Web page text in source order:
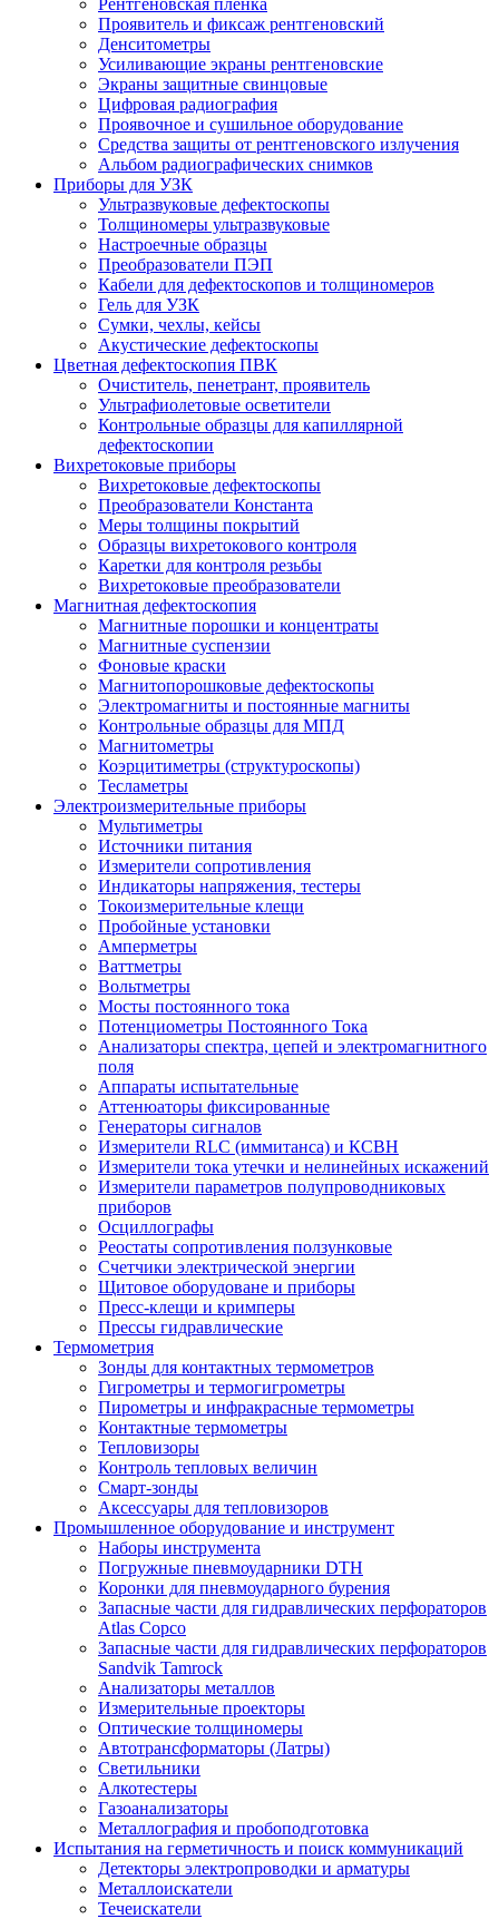
Рентгеновская пленка
Проявитель и фиксаж рентгеновский
Денситометры
Усиливающие экраны рентгеновские
Экраны защитные свинцовые
Цифровая радиография
Проявочное и сушильное оборудование
Средства защиты от рентгеновского излучения
Альбом радиографических снимков
Приборы для УЗК
Ультразвуковые дефектоскопы
Толщиномеры ультразвуковые
Настроечные образцы
Преобразователи ПЭП
Кабели для дефектоскопов и толщиномеров
Гель для УЗК
Сумки, чехлы, кейсы
Акустические дефектоскопы
Цветная дефектоскопия ПВК
Очиститель, пенетрант, проявитель
Ультрафиолетовые осветители
Контрольные образцы для капиллярной
дефектоскопии
Вихретоковые приборы
Вихретоковые дефектоскопы
Преобразователи Константа
Меры толщины покрытий
Образцы вихретокового контроля
Каретки для контроля резьбы
Вихретоковые преобразователи
Магнитная дефектоскопия
Магнитные порошки и концентраты
Магнитные суспензии
Фоновые краски
Магнитопорошковые дефектоскопы
Электромагниты и постоянные магниты
Контрольные образцы для МПД
Магнитометры
Коэрцитиметры (структуроскопы)
Тесламетры
Электроизмерительные приборы
Мультиметры
Источники питания
Измерители сопротивления
Индикаторы напряжения, тестеры
Токоизмерительные клещи
Пробойные установки
Амперметры
Ваттметры
Вольтметры
Мосты постоянного тока
Потенциометры Постоянного Тока
Анализаторы спектра, цепей и электромагнитного
поля
Аппараты испытательные
Аттенюаторы фиксированные
Генераторы сигналов
Измерители RLC (иммитанса) и КСВН
Измерители тока утечки и нелинейных искажений
Измерители параметров полупроводниковых
приборов
Осциллографы
Реостаты сопротивления ползунковые
Счетчики электрической энергии
Щитовое оборудоване и приборы
Пресс-клещи и кримперы
Прессы гидравлические
Термометрия
Зонды для контактных термометров
Гигрометры и термогигрометры
Пирометры и инфракрасные термометры
Контактные термометры
Тепловизоры
Контроль тепловых величин
Смарт-зонды
Аксессуары для тепловизоров
Промышленное оборудование и инструмент
Наборы инструмента
Погружные пневмоударники DTH
Коронки для пневмоударного бурения
Запасные части для гидравлических перфораторов
Atlas Copco
Запасные части для гидравлических перфораторов
Sandvik Tamrock
Анализаторы металлов
Измерительные проекторы
Оптические толщиномеры
Автотрансформаторы (Латры)
Светильники
Алкотестеры
Газоанализаторы
Металлография и пробоподготовка
Испытания на герметичность и поиск коммуникаций
Детекторы электропроводки и арматуры
Металлоискатели
Течеискатели